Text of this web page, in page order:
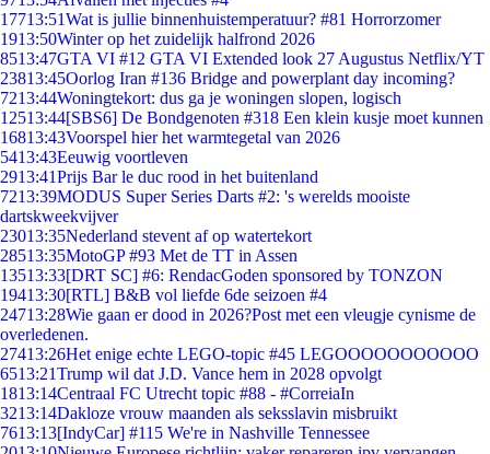
17713:51Wat is jullie binnenhuistemperatuur? #81 Horrorzomer
1913:50Winter op het zuidelijk halfrond 2026
8513:47GTA VI #12 GTA VI Extended look 27 Augustus Netflix/YT
23813:45Oorlog Iran #136 Bridge and powerplant day incoming?
7213:44Woningtekort: dus ga je woningen slopen, logisch
12513:44[SBS6] De Bondgenoten #318 Een klein kusje moet kunnen
16813:43Voorspel hier het warmtegetal van 2026
5413:43Eeuwig voortleven
2913:41Prijs Bar le duc rood in het buitenland
7213:39MODUS Super Series Darts #2: 's werelds mooiste
dartskweekvijver
23013:35Nederland stevent af op watertekort
28513:35MotoGP #93 Met de TT in Assen
13513:33[DRT SC] #6: RendacGoden sponsored by TONZON
19413:30[RTL] B&B vol liefde 6de seizoen #4
24713:28Wie gaan er dood in 2026?Post met een vleugje cynisme de
overledenen.
27413:26Het enige echte LEGO-topic #45 LEGOOOOOOOOOOO
6513:21Trump wil dat J.D. Vance hem in 2028 opvolgt
1813:14Centraal FC Utrecht topic #88 - #CorreiaIn
3213:14Dakloze vrouw maanden als seksslavin misbruikt
7613:13[IndyCar] #115 We're in Nashville Tennessee